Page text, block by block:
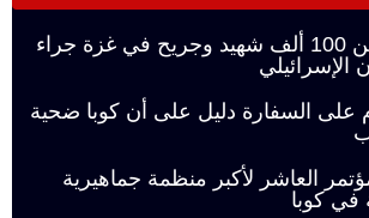
أكثر من 100 ألف شهيد وجريح في غزة جراء
الإسرائيلي
على السفارة دليل على أن كوبا ضحية
العاشر لأكبر منظمة جماهيرية
في كوبا